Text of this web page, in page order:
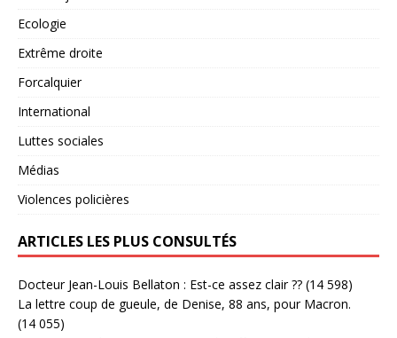
Ecologie
Extrême droite
Forcalquier
International
Luttes sociales
Médias
Violences policières
ARTICLES LES PLUS CONSULTÉS
Docteur Jean-Louis Bellaton : Est-ce assez clair ?? (14 598)
La lettre coup de gueule, de Denise, 88 ans, pour Macron.
(14 055)